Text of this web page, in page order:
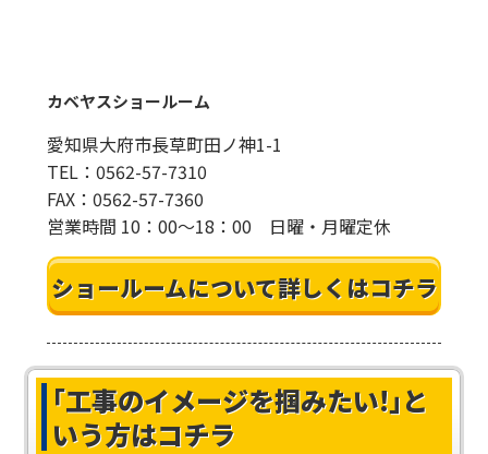
カベヤスショールーム
愛知県大府市長草町田ノ神1-1
TEL：0562-57-7310
FAX：0562-57-7360
営業時間 10：00～18：00 日曜・月曜定休
ショールームについて詳しくはコチラ
｢工事のイメージを掴みたい!｣と
いう方はコチラ